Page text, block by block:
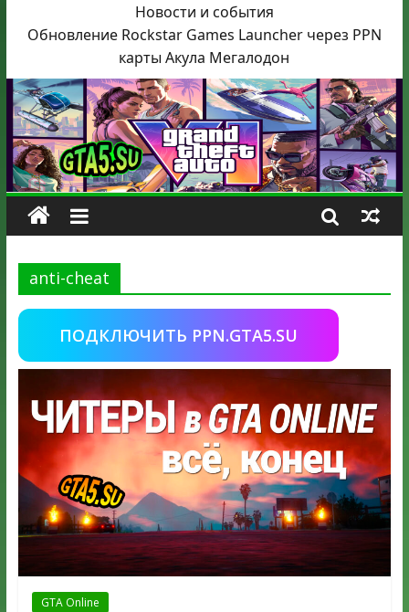
Новости и события
Обновление Rockstar Games Launcher через PPN
карты Акула Мегалодон
anti-cheat
ПОДКЛЮЧИТЬ PPN.GTA5.SU
GTA Online